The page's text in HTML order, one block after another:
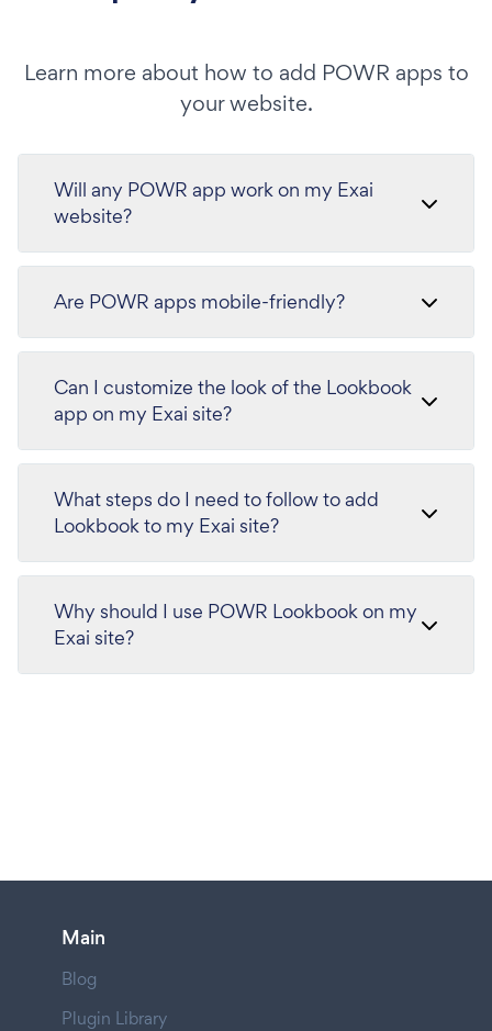
Learn more about how to add POWR apps to
your website.
Will any POWR app work on my Exai
website?
Are POWR apps mobile-friendly?
Can I customize the look of the Lookbook
app on my Exai site?
What steps do I need to follow to add
Lookbook to my Exai site?
Why should I use POWR Lookbook on my
Exai site?
Main
Blog
Plugin Library